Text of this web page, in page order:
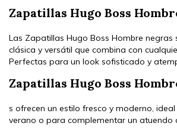
Zapatillas Hugo Boss
Las Zapatillas Hugo Boss Hombre negras
clásica y versátil que combina con
Perfectas para un look sofisticado y
Zapatillas Hugo Boss
s ofrecen un estilo fresco y moderno,
verano o para complementar un atuendo